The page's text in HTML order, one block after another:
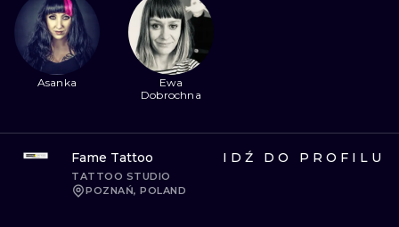
Asanka
Ewa
Dobrochna
Fame Tattoo
TATTOO STUDIO
POZNAŃ, POLAND
IDŹ DO PROFILU